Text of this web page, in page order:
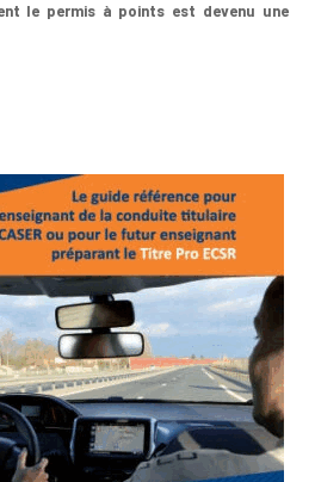
le permis à points est devenu une